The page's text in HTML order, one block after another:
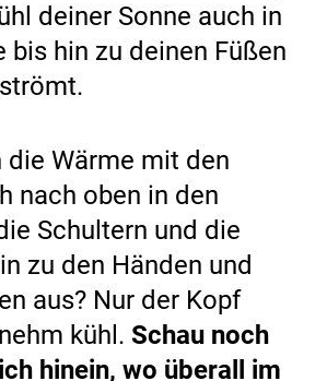
deiner Sonne auch in
bis hin zu deinen Füßen
die Wärme mit den
nach oben in den
Schultern und die
zu den Händen und
aus? Nur der Kopf
kühl. Schau noch
hinein, wo überall im